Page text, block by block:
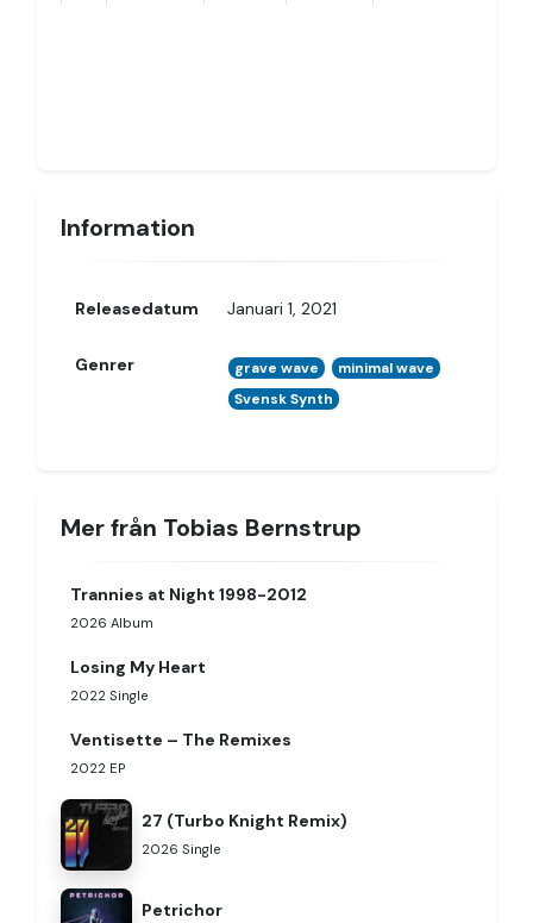
Information
Releasedatum Januari 1, 2021
Genrer grave wave
minimal wave
Svensk Synth
Mer från Tobias Bernstrup
Trannies at Night 1998-2012
2026 Album
Losing My Heart
2022 Single
Ventisette – The Remixes
2022 EP
27 (Turbo Knight Remix)
2026 Single
Petrichor